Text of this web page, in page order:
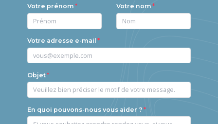
Votre prénom Votre nom
Votre adresse e-mail
Objet
En quoi pouvons-nous vous aider ?